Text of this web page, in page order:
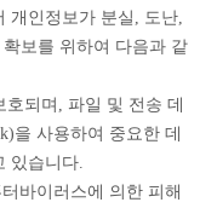
개인정보가 분실, 도난,
보를 위하여 다음과 같
되며, 파일 및 전송 데
을 사용하여 중요한 데
있습니다.
바이러스에 의한 피해